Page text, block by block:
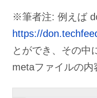
※筆者注: 例えば
https://
とができ、その中
metaファイルの内